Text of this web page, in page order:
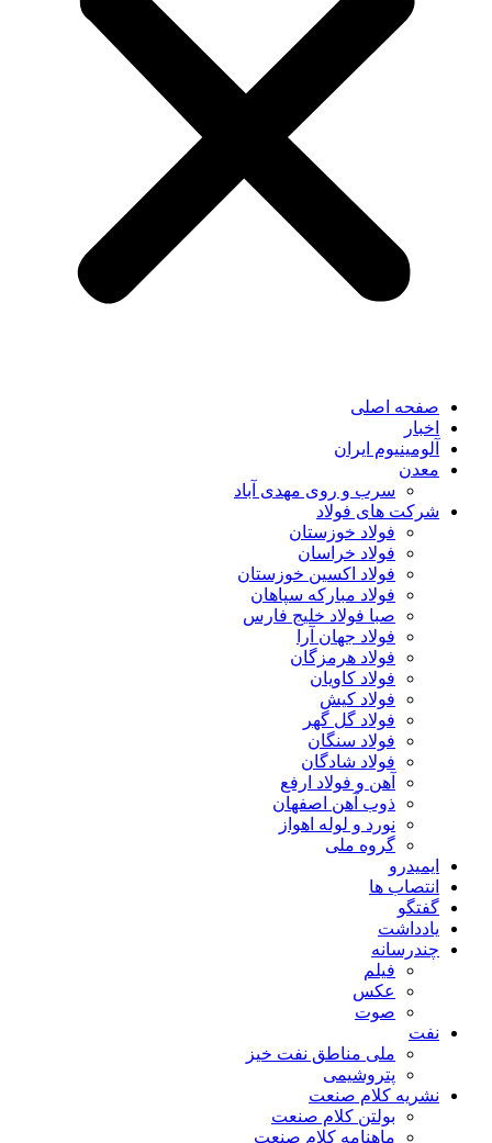
صفحه اصلی
اخبار
آلومینیوم ایران
معدن
سرب و روی مهدی آباد
شرکت های فولاد
فولاد خوزستان
فولاد خراسان
فولاد اکسین خوزستان
فولاد مبارکه سپاهان
صبا فولاد خلیج فارس
فولاد جهان آرا
فولاد هرمزگان
فولاد کاویان
فولاد کیش
فولاد گل گهر
فولاد سنگان
فولاد شادگان
آهن و فولاد ارفع
ذوب آهن اصفهان
نورد و لوله اهواز
گروه ملی
ایمیدرو
انتصاب ها
گفتگو
یادداشت
چندرسانه
فیلم
عکس
صوت
نفت
ملی مناطق نفت خیز
پتروشیمی
نشریه کلام صنعت
بولتن کلام صنعت
ماهنامه کلام صنعت